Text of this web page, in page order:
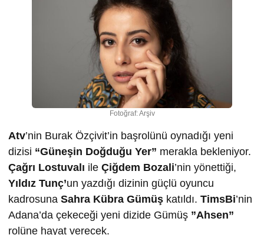
Fotoğraf: Arşiv
Atv’nin Burak Özçivit’in başrolünü oynadığı yeni
dizisi “Güneşin Doğduğu Yer” merakla bekleniyor.
Çağrı Lostuvalı ile Çiğdem Bozali’nin yönettiği,
Yıldız Tunç’un yazdığı dizinin güçlü oyuncu
kadrosuna Sahra Kübra Gümüş katıldı. TimsBi’nin
Adana’da çekeceği yeni dizide Gümüş ”Ahsen”
rolüne hayat verecek.